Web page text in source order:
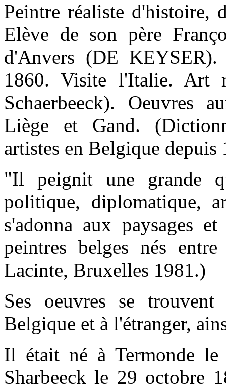
Peintre réaliste d'histoire,
Elève de son père
d'Anvers (DE
1860. Visite l'Italie. Art
Schaerbeeck). Oeuvres
Liège et Gand.
artistes en Belgique
"Il peignit une grande
politique, diplomatique,
s'adonna aux paysages
peintres belges nés
Lacinte, Bruxelles 1981.)
Ses oeuvres se
Belgique et à l'étranger,
Il était né à Termonde
Sharbeeck le 29 octobre